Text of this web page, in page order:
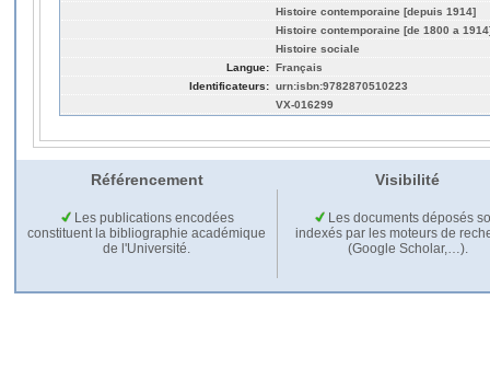
Histoire contemporaine [depuis 1914]
Histoire contemporaine [de 1800 a
Histoire sociale
Langue: Français
Identificateurs: urn:isbn:9782870510223
VX-016299
Référencement Visibilité
Les publications encodées
constituent la bibliographie académique
de l'Université.
Les documents déposés
indexés par les moteurs de
(Google Scholar,…).